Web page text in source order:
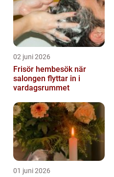
02 juni 2026
Frisör hembesök när
salongen flyttar in i
vardagsrummet
01 juni 2026